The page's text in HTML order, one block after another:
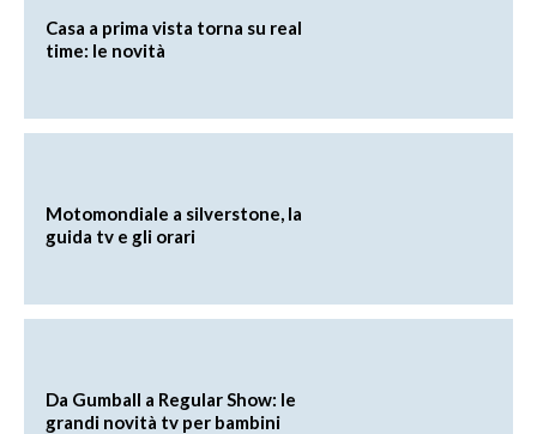
Casa a prima vista torna su real
time: le novità
Motomondiale a silverstone, la
guida tv e gli orari
Da Gumball a Regular Show: le
grandi novità tv per bambini